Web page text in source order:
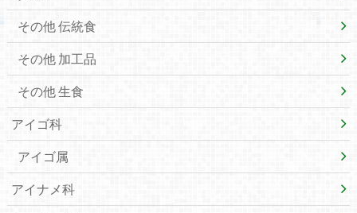
その他 伝統食
その他 加工品
その他 生食
アイゴ科
アイゴ属
アイナメ科